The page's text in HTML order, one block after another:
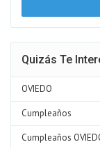
Quizás Te
OVIEDO
Cumpleaños
Cumpleaños